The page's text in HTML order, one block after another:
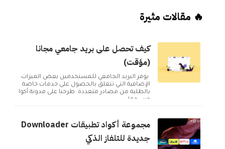
🔥 مقالات مثيرة
كيف تحصل على بريد جامعي مجانا
(مؤقت)
يوفر البريد الجامعي للمستخدمين بعض الميزات
الإضافية التي تتعلق بالحصول على خدمات خاصة
بالطلبة من مصادر متعددة. طرحنا على مدونة أكوا
ويب مقا...
مجموعة أكواد تطبيقات Downloader
جديدة للتلفاز الذكي